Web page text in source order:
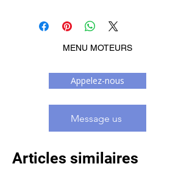
MENU MOTEURS
Appelez-nous
Message us
Articles similaires